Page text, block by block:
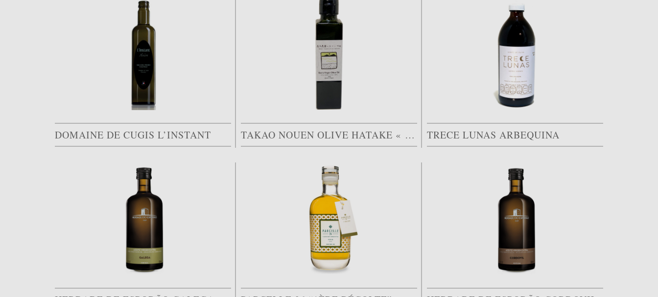
DOMAINE DE CUGIS L’INSTANT TAKAO NOUEN OLIVE HATAKE « LUCCA » TRECE LUNAS ARBEQUINA